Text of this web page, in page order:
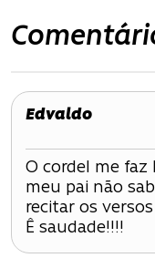
v
e
g
a
ç
ã
o
Edvaldo
O cordel me faz
meu pai não
recitar os
Ê saudade!!!!